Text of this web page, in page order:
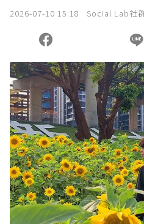
2026-07-10 15:18 Social Lab社